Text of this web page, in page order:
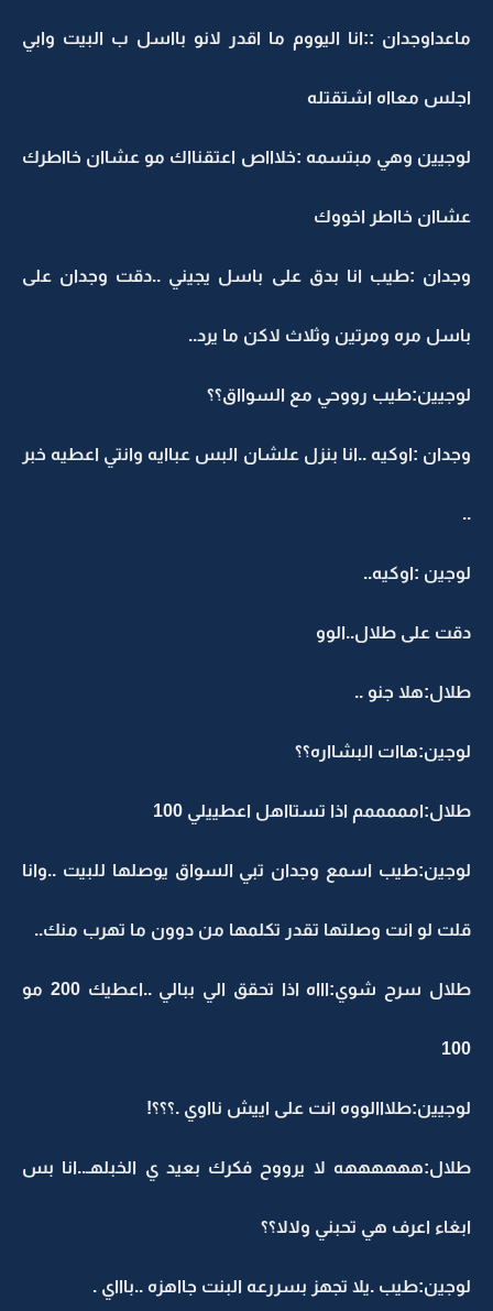
ماعداوجدان ::انا اليووم ما اقدر لانو بااسل ب البيت وابي
اجلس معااه اشتقتله
لوجيين وهي مبتسمه :خلاااص اعتقنااك مو عشاان خااطرك
عشاان خااطر اخووك
وجدان :طيب انا بدق على باسل يجيني ..دقت وجدان على
باسل مره ومرتين وثلاث لاكن ما يرد..
لوجيين:طيب رووحي مع السوااق؟؟
وجدان :اوكيه ..انا بنزل علشان البس عباايه وانتي اعطيه خبر
..
لوجين :اوكيه..
دقت على طلال..الوو
طلال:هلا جنو ..
لوجين:هاات البشااره؟؟
طلال:امممممم اذا تستااهل اعطييلي 100
لوجين:طيب اسمع وجدان تبي السواق يوصلها للبيت ..وانا
قلت لو انت وصلتها تقدر تكلمها من دوون ما تهرب منك..
طلال سرح شوي:اااه اذا تحقق الي ببالي ..اعطيك 200 مو
100
لوجيين:طلااالووه انت على اييش نااوي .؟؟؟!
طلال:ههههههه لا يرووح فكرك بعيد ي الخبلهـ..انا بس
ابغاء اعرف هي تحبني ولالا؟؟
لوجين:طيب .يلا تجهز بسررعه البنت جااهزه ..باااي .